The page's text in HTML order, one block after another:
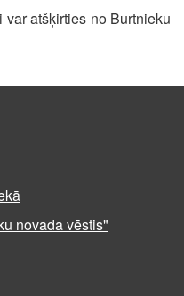
atšķirties no Burtnieku
novada vēstis"